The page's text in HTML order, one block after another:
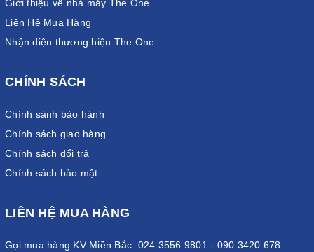
Giới thiệu về nhà máy The One
Liên Hệ Mua Hàng
Nhận diện thương hiệu The One
CHÍNH SÁCH
Chính sánh bảo hành
Chính sách giao hàng
Chính sách đổi trả
Chính sách bảo mật
LIÊN HỆ MUA HÀNG
Gọi mua hàng KV Miền Bắc: 024.3556.9801 - 090.3420.678